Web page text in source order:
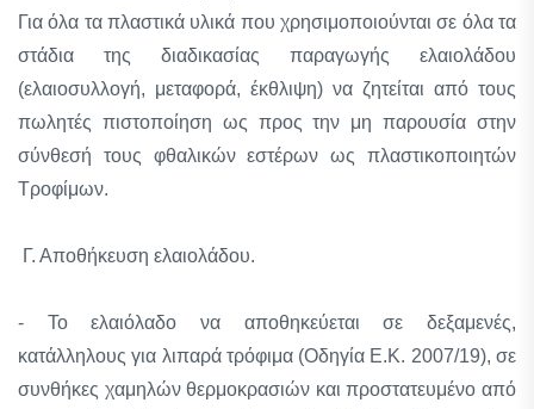
Για όλα τα πλαστικά υλικά που χρησιμοποιούνται σε όλα τα
στάδια της διαδικασίας παραγωγής ελαιολάδου
(ελαιοσυλλογή, μεταφορά, έκθλιψη) να ζητείται από τους
πωλητές πιστοποίηση ως προς την μη παρουσία στην
σύνθεσή τους φθαλικών εστέρων ως πλαστικοποιητών
Τροφίμων.
Γ. Αποθήκευση ελαιολάδου.
- Το ελαιόλαδο να αποθηκεύεται σε δεξαμενές,
κατάλληλους για λιπαρά τρόφιμα (Οδηγία Ε.Κ. 2007/19), σε
συνθήκες χαμηλών θερμοκρασιών και προστατευμένο από